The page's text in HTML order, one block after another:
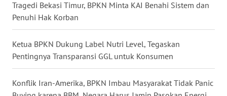
Tragedi Bekasi Timur, BPKN Minta KAI Benahi Sistem dan
Penuhi Hak Korban
Ketua BPKN Dukung Label Nutri Level, Tegaskan
Pentingnya Transparansi GGL untuk Konsumen
Konflik Iran-Amerika, BPKN Imbau Masyarakat Tidak Panic
WN
NUSANTARA
WN
JOGJA
WN